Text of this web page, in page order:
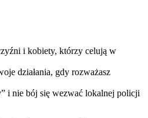
i kobiety, którzy celują w
działania, gdy rozważasz
i nie bój się wezwać lokalnej policji